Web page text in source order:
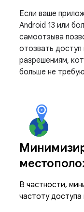
Если ваше
Android 13 или
самоотзыва
отозвать
разрешениям,
больше не
В частности,
частоту